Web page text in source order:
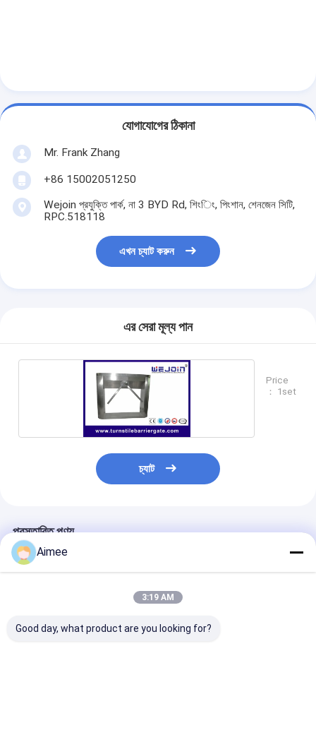
পার্কিং স্পেস লক
যোগাযোগের ঠিকানা
Mr. Frank Zhang
+86 15002051250
Wejoin প্রযুক্তি পার্ক, না 3 BYD Rd, শিংিং, পিংশান, শেনজেন সিটি,
RPC.518118
এখন চ্যাট করুন
এর সেরা মূল্য পান
Price
： 1set
চ্যাট
প্রস্তাবিত পণ্য
Aimee
3:19 AM
Good day, what product are you looking for?